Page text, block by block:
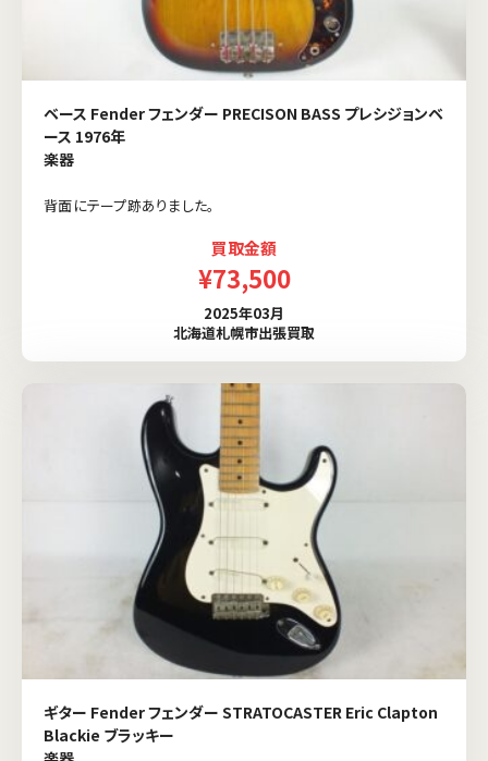
ベース Fender フェンダー PRECISON BASS プレシジョンベ
ース 1976年
楽器
背面にテープ跡ありました。
買取金額
¥73,500
2025年03月
北海道札幌市出張買取
ギター Fender フェンダー STRATOCASTER Eric Clapton
Blackie ブラッキー